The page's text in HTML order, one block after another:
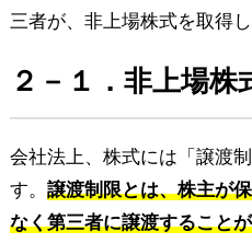
三者が、非上場株式を取得
２－１．非上場
会社法上、株式には「譲渡
す。 譲渡制限とは、株主が
なく第三者に譲渡すること